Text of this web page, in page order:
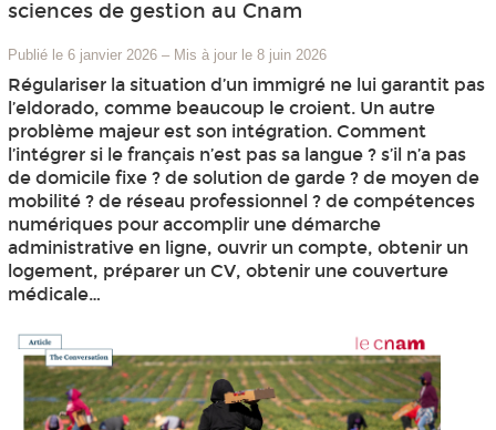
sciences de gestion au Cnam
Publié le 6 janvier 2026 – Mis à jour le 8 juin 2026
Régulariser la situation d’un immigré ne lui garantit pas
l’eldorado, comme beaucoup le croient. Un autre
problème majeur est son intégration. Comment
l’intégrer si le français n’est pas sa langue ? s’il n’a pas
de domicile fixe ? de solution de garde ? de moyen de
mobilité ? de réseau professionnel ? de compétences
numériques pour accomplir une démarche
administrative en ligne, ouvrir un compte, obtenir un
logement, préparer un CV, obtenir une couverture
médicale…